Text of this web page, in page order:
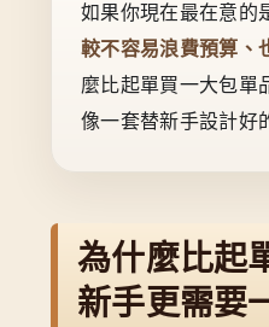
如果你現在最在意的
較不容易浪費預算、
麼比起單買一大包單
像一套替新手設計好
為什麼比起
新手更需要